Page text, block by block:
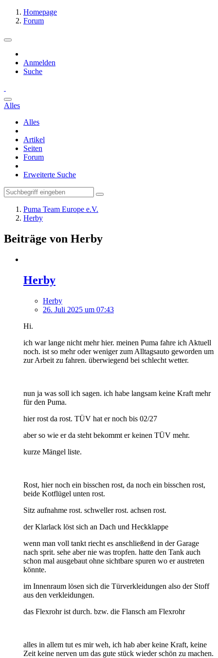
Homepage
Forum
Anmelden
Suche
Alles
Alles
Artikel
Seiten
Forum
Erweiterte Suche
Puma Team Europe e.V.
Herby
Beiträge von Herby
Herby
Herby
26. Juli 2025 um 07:43
Hi.
ich war lange nicht mehr hier. meinen Puma fahre ich Aktuell
noch. ist so mehr oder weniger zum Alltagsauto geworden um
zur Arbeit zu fahren. überwiegend bei schlecht wetter.
nun ja was soll ich sagen. ich habe langsam keine Kraft mehr
für den Puma.
hier rost da rost. TÜV hat er noch bis 02/27
aber so wie er da steht bekommt er keinen TÜV mehr.
kurze Mängel liste.
Rost, hier noch ein bisschen rost, da noch ein bisschen rost,
beide Kotflügel unten rost.
Sitz aufnahme rost. schweller rost. achsen rost.
der Klarlack löst sich an Dach und Heckklappe
wenn man voll tankt riecht es anschließend in der Garage
nach sprit. sehe aber nie was tropfen. hatte den Tank auch
schon mal ausgebaut ohne sichtbare spuren wo er austreten
könnte.
im Innenraum lösen sich die Türverkleidungen also der Stoff
aus den verkleidungen.
das Flexrohr ist durch. bzw. die Flansch am Flexrohr
alles in allem tut es mir weh, ich hab aber keine Kraft, keine
Zeit keine nerven um das gute stück wieder schön zu machen.